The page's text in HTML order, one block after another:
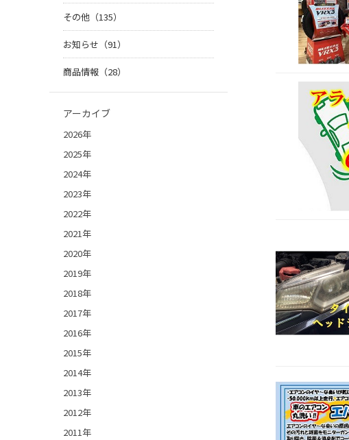
その他（135）
お知らせ（91）
商品情報（28）
アーカイブ
2026年
2025年
2024年
2023年
2022年
2021年
2020年
2019年
2018年
2017年
2016年
2015年
2014年
2013年
2012年
2011年